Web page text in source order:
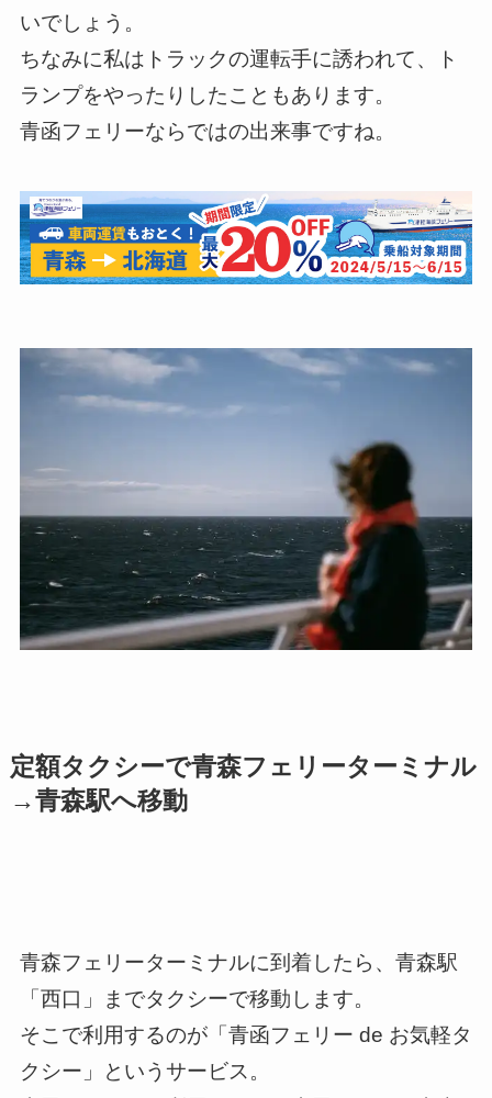
いでしょう。
ちなみに私はトラックの運転手に誘われて、ト
ランプをやったりしたこともあります。
青函フェリーならではの出来事ですね。
定額タクシーで青森フェリーターミナル
→青森駅へ移動
青森フェリーターミナルに到着したら、青森駅
「西口」までタクシーで移動します。
そこで利用するのが「青函フェリー de お気軽タ
クシー」というサービス。